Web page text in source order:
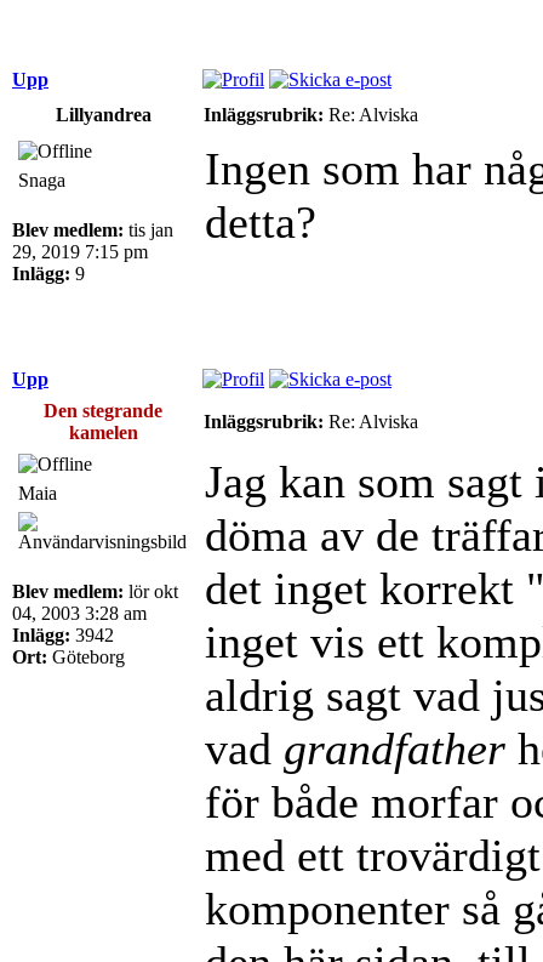
Upp
Lillyandrea
Inläggsrubrik: Re: Alviska
Snaga
Blev medlem: tis jan
29, 2019 7:15 pm
Inlägg: 9
Ingen som har
detta?
Upp
Den stegrande
kamelen
Inläggsrubrik: Re: Alviska
Maia
Blev medlem: lör okt
04, 2003 3:28 am
Inlägg: 3942
Ort: Göteborg
Jag kan som
döma av de
det inget korrekt
inget vis ett
aldrig sagt vad
vad grandfather
för både morfar
med ett
komponenter så